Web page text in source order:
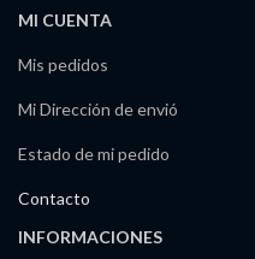
MI CUENTA
Mis pedidos
Mi Dirección de envió
Estado de mi pedido
Contacto
INFORMACIONES